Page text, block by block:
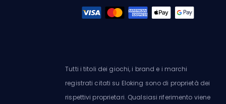
Tutti i titoli dei giochi, i brand e i marchi
registrati citati su Eloking sono di proprietà dei
rispettivi proprietari. Qualsiasi riferimento viene